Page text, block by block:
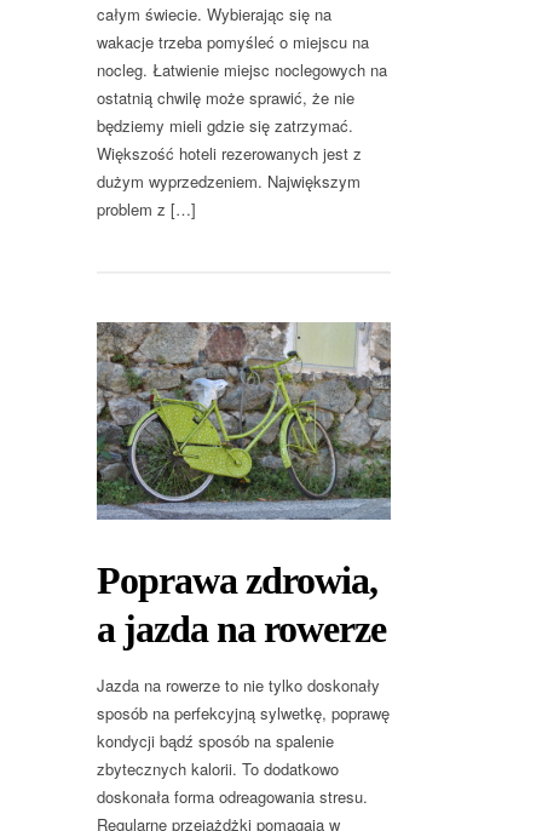
całym świecie. Wybierając się na
wakacje trzeba pomyśleć o miejscu na
nocleg. Łatwienie miejsc noclegowych na
ostatnią chwilę może sprawić, że nie
będziemy mieli gdzie się zatrzymać.
Większość hoteli rezerowanych jest z
dużym wyprzedzeniem. Największym
problem z […]
Poprawa zdrowia,
a jazda na rowerze
Jazda na rowerze to nie tylko doskonały
sposób na perfekcyjną sylwetkę, poprawę
kondycji bądź sposób na spalenie
zbytecznych kalorii. To dodatkowo
doskonała forma odreagowania stresu.
Regularne przejażdżki pomagają w